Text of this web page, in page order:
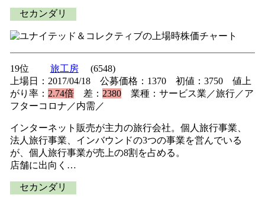
セカンダリ
19位 旅工房
(6548)
上場日：2017/04/18 公募価格：1370 初値：3750 値上
がり率： 2.74倍差： 2380業種：サービス業／旅行／ア
フターコロナ／内需／
インターネット販売が主力の旅行会社。個人旅行事業、
法人旅行事業、インバウンドの3つの事業を営んでいる
が、個人旅行事業が売上の8割を占める。
店舗に出向く…
セカンダリ